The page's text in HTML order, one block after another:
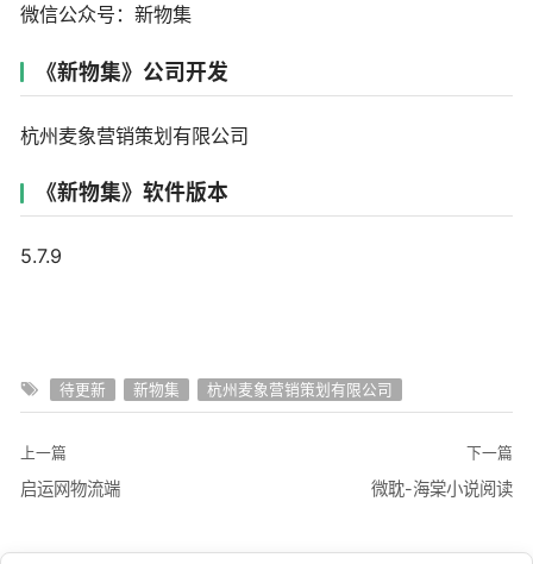
微信公众号：新物集
《新物集》公司开发
杭州麦象营销策划有限公司
《新物集》软件版本
5.7.9
待更新 新物集 杭州麦象营销策划有限公司
上一篇
启运网物流端
下一篇
微耽-海棠小说阅读